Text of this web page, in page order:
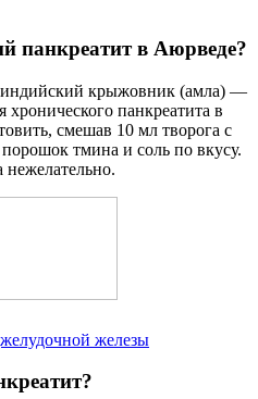
панкреатит в Аюрведе?
индийский крыжовник (амла) —
панкреатита в
смешав 10 мл творога с
тмина и соль по вкусу.
нежелательно.
железы